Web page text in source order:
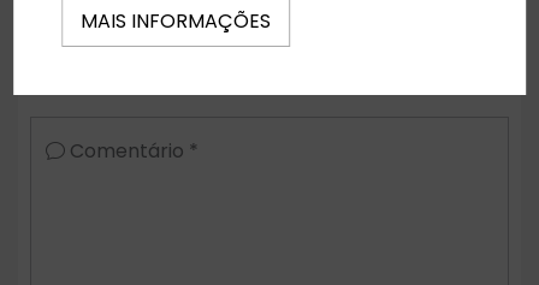
Regime Alimentar
Comentário *
MAIS INFORMAÇÕES